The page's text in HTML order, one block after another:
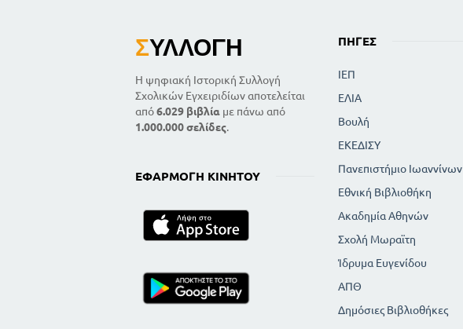
ΣΥΛΛΟΓΉ
Η ψηφιακή Ιστορική Συλλογή
Σχολικών Εγχειριδίων αποτελείται
από6.029 βιβλία με πάνω από
1.000.000 σελίδες.
ΕΦΑΡΜΟΓΉ ΚΙΝΗΤΟΎ
ΠΗΓΈΣ
ΙΕΠ
ΕΛΙΑ
Βουλή
ΕΚΕΔΙΣΥ
Πανεπιστήμιο Ιωαννίνων
Εθνική Βιβλιοθήκη
Ακαδημία Αθηνών
Σχολή Μωραϊτη
Ίδρυμα Ευγενίδου
ΑΠΘ
Δημόσιες Βιβλιοθήκες